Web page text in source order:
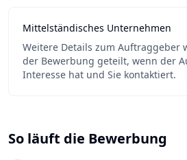
Mittelständisches Unternehmen
Weitere Details zum Auftraggeber
der Bewerbung geteilt, wenn der
Interesse hat und Sie kontaktiert.
So läuft die Bewerbung